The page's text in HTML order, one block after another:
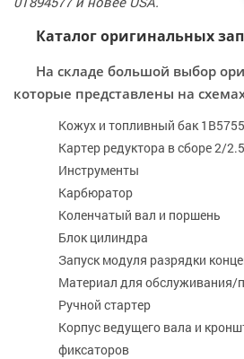
Каталог оригинальных
На складе большой выбор
которые представлены на
Кожух и топливный бак
Картер редуктора в сборе 2/
Инструменты
Карбюратор
Коленчатый вал и поршень
Блок цилиндра
Запуск модуля разрядки
Материал для обслуживания/
Ручной стартер
Корпус ведущего вала и
фиксаторов